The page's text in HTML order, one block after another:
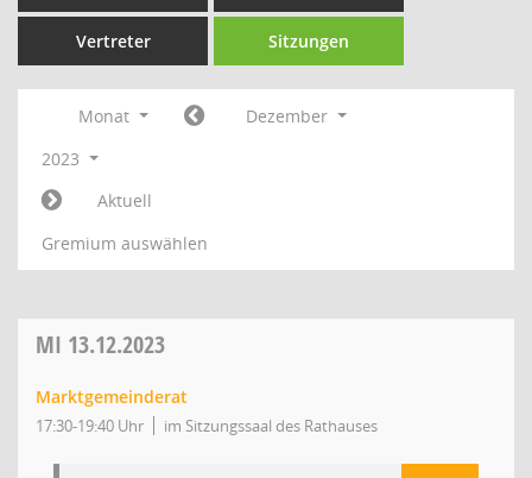
Vertreter Sitzungen
Monat
Dezember
2023
Aktuell
Gremium auswählen
MI 13.12.2023
Marktgemeinderat
17:30-19:40 Uhr im Sitzungssaal des Rathauses